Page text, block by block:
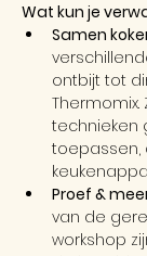
Wat kun je
Samen
ontbijt tot
Thermomix.
technieken
toepassen,
Proef &
van de
workshop